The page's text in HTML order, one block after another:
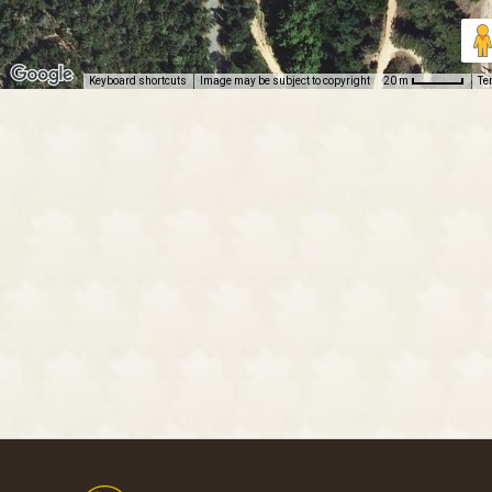
Keyboard shortcuts Image may be subject to copyright 20 m